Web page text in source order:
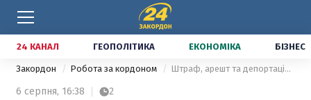
24 КАНАЛ ГЕОПОЛІТИКА ЕКОНОМІКА БІЗНЕС
Закордон Робота за кордоном Штраф, арешт та депортація: що загрожує українцям, які нелегально працюють за кордоном
6 серпня, 16:38 2